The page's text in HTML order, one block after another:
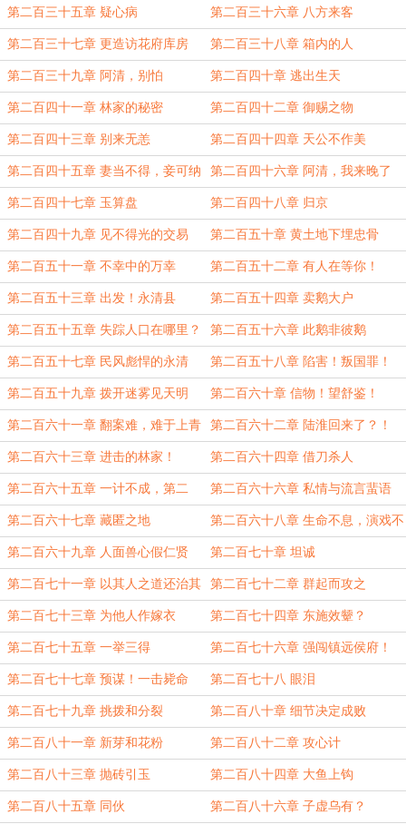
第二百三十五章 疑心病 第二百三十六章 八方来客
第二百三十七章 更造访花府库房 第二百三十八章 箱内的人
第二百三十九章 阿清，别怕 第二百四十章 逃出生天
第二百四十一章 林家的秘密 第二百四十二章 御赐之物
第二百四十三章 别来无恙 第二百四十四章 天公不作美
第二百四十五章 妻当不得，妾可纳
之
第二百四十六章 阿清，我来晚了
第二百四十七章 玉算盘 第二百四十八章 归京
第二百四十九章 见不得光的交易 第二百五十章 黄土地下埋忠骨
第二百五十一章 不幸中的万幸 第二百五十二章 有人在等你！
第二百五十三章 出发！永清县 第二百五十四章 卖鹅大户
第二百五十五章 失踪人口在哪里？ 第二百五十六章 此鹅非彼鹅
第二百五十七章 民风彪悍的永清 第二百五十八章 陷害！叛国罪！
第二百五十九章 拨开迷雾见天明 第二百六十章 信物！望舒鉴！
第二百六十一章 翻案难，难于上青
天！
第二百六十二章 陆淮回来了？！
第二百六十三章 进击的林家！ 第二百六十四章 借刀杀人
第二百六十五章 一计不成，第二
计！
第二百六十六章 私情与流言蜚语
第二百六十七章 藏匿之地 第二百六十八章 生命不息，演戏不
止
第二百六十九章 人面兽心假仁贤 第二百七十章 坦诚
第二百七十一章 以其人之道还治其
人之身
第二百七十二章 群起而攻之
第二百七十三章 为他人作嫁衣 第二百七十四章 东施效颦？
第二百七十五章 一举三得 第二百七十六章 强闯镇远侯府！
第二百七十七章 预谋！一击毙命 第二百七十八 眼泪
第二百七十九章 挑拨和分裂 第二百八十章 细节决定成败
第二百八十一章 新芽和花粉 第二百八十二章 攻心计
第二百八十三章 抛砖引玉 第二百八十四章 大鱼上钩
第二百八十五章 同伙 第二百八十六章 子虚乌有？